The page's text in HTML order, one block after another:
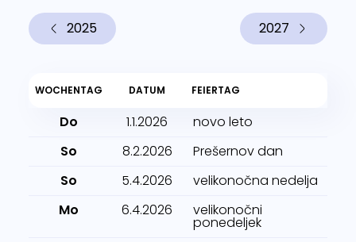
2025 2027
WOCHENTAG DATUM FEIERTAG
Do 1.1.2026
novo leto
So
8.2.2026
Prešernov dan
So
5.4.2026
velikonočna nedelja
Mo
6.4.2026 velikonočni
ponedeljek